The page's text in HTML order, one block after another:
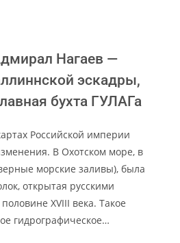
Нагаев —
эскадры,
бухта ГУЛАГа
Российской империи
В Охотском море, в
морские заливы), была
открытая русскими
XVIII века. Такое
гидрографическое…